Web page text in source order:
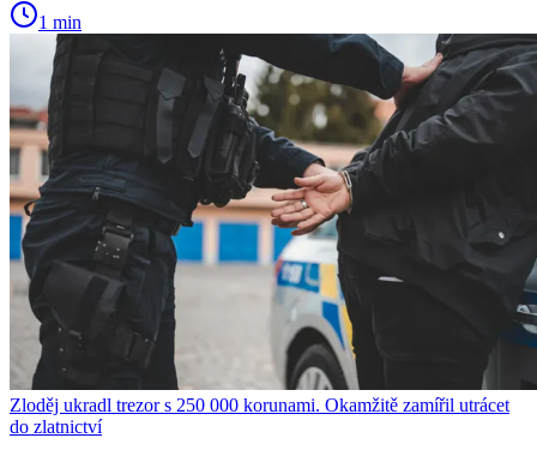
1 min
Zloděj ukradl trezor s 250 000 korunami. Okamžitě zamířil utrácet
do zlatnictví